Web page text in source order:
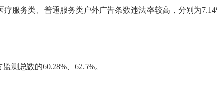
服务类、普通服务类户外广告条数违法率较高，分别为
测总数的60.28%、62.5%。